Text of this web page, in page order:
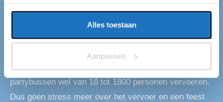
Alles toestaan
Aanpassen
een touringcarmaatschappij met een standplaats in
Bergschenhoek. Op jaar basis vervoeren wij ruim een
miljoen mensen, onder andere van en naar
Bergschenhoek. Wij kunnen met onze grote vloot aan
partybussen wel van 18 tot 1800 personen vervoeren.
Dus geen stress meer over het vervoer en een feest